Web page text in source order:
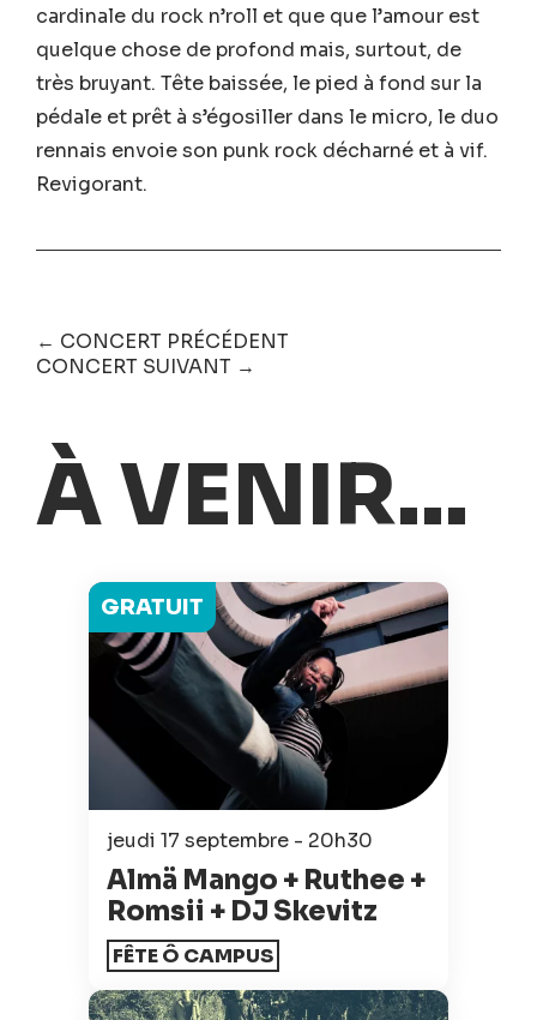
cardinale du rock n’roll et que que l’amour est
quelque chose de profond mais, surtout, de
très bruyant. Tête baissée, le pied à fond sur la
pédale et prêt à s’égosiller dans le micro, le duo
rennais envoie son punk rock décharné et à vif.
Revigorant.
← CONCERT PRÉCÉDENT
CONCERT SUIVANT →
À VENIR...
jeudi 17 septembre - 20h30
Almä Mango + Ruthee +
Romsii + DJ Skevitz
FÊTE Ô CAMPUS
GRATUIT